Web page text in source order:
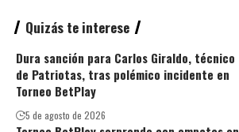
Quizás te interese
Dura sanción para Carlos Giraldo, técnico
de Patriotas, tras polémico incidente en
Torneo BetPlay
5 de agosto de 2026